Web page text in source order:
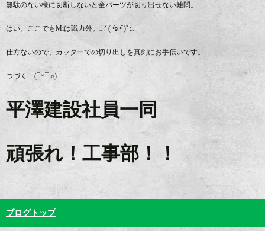
無駄のない様に切断しないと全パーツが切り出せない難問。
はい。ここでもMiは戦力外。｡:ﾟ( •᷄ʚ •᷅ )ﾟ:｡
仕方ないので、カッターでの切り出しを真剣にお手伝いです。
つづく (¯꒡¯ ⍝)
平澤建設社員一同
頑張れ！工事部！！
ブログトップ